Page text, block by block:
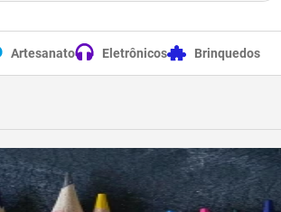
Artesanato Eletrônicos Brinquedos